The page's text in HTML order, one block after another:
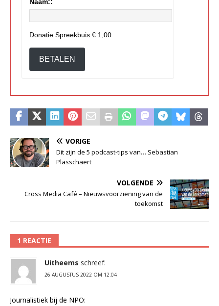
Donatie Spreekbuis € 1,00
BETALEN
VORIGE
Dit zijn de 5 podcast-tips van… Sebastian
Plasschaert
VOLGENDE
Cross Media Café – Nieuwsvoorziening van de
toekomst
1 REACTIE
Uitheems schreef:
26 AUGUSTUS 2022 OM 12:04
Journalistiek bij de NPO: